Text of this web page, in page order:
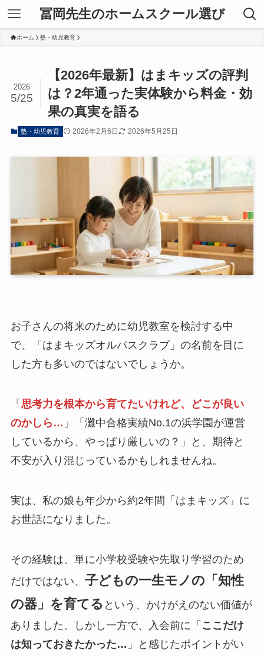
冨岡先生のホームスクール選び
ホーム 塾・幼児教育
【2026年最新】はまキッズの評判
は？2年通った実体験から料金・効
果の真実を語る
2026
5/25
塾・幼児教育 2026年2月6日 2026年5月25日
お子さんの将来のために幼児教室を検討する中
で、「はまキッズオルパスクラブ」の名前を目に
した方も多いのではないでしょうか。
「 思考力を根本から育てたいけれど、どこが良い
のかしら… 」「灘中合格実績No.1の浜学園が運営
しているから、やっぱり厳しいの？」と、期待と
不安が入り混じっているかもしれませんね。
実は、私の娘も年少から約2年間「はまキッズ」に
お世話になりました。
その経験は、単に小学校受験や先取り学習のため
だけではない、 子どもの一生モノの「知性
の器」を育てる という、かけがえのない価値が
ありました。しかし一方で、入会前に「 ここだけ
は知っておきたかった… 」と感じたポイントがい